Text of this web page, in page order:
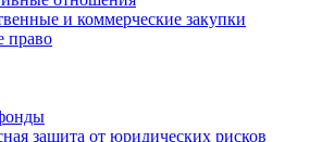
и коммерческие закупки
право
защита от юридических рисков